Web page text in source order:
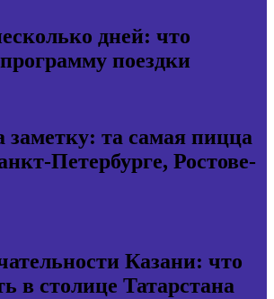
дней: что
поездки
та самая пицца
Петербурге, Ростове-
Казани: что
в столице Татарстана